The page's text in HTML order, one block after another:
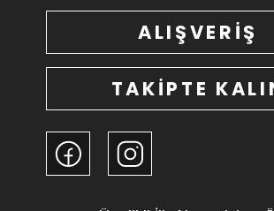
ALIŞVERİŞ
TAKİPTE